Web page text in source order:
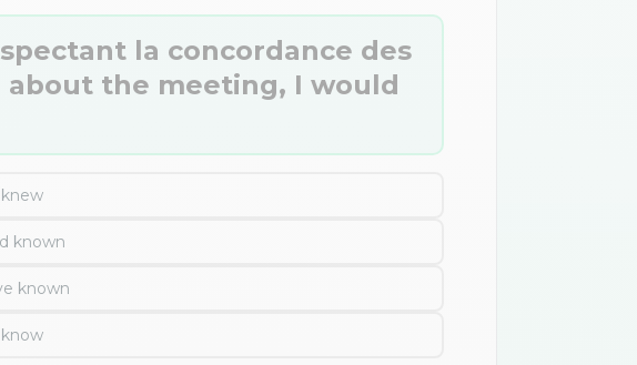
la concordance des
about the meeting, I would
knew
known
known
know